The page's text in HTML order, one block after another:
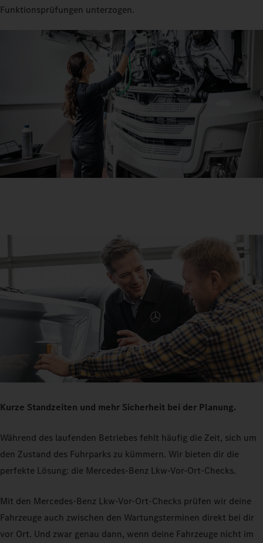
Funktionsprüfungen unterzogen.
Kurze Standzeiten und mehr Sicherheit bei der Planung.
Während des laufenden Betriebes fehlt häufig die Zeit, sich um
den Zustand des Fuhrparks zu kümmern. Wir bieten dir die
perfekte Lösung: die Mercedes-Benz Lkw-Vor-Ort-Checks.
Mit den Mercedes-Benz Lkw-Vor-Ort-Checks prüfen wir deine
Fahrzeuge auch zwischen den Wartungsterminen direkt bei dir
vor Ort. Und zwar genau dann, wenn deine Fahrzeuge nicht im